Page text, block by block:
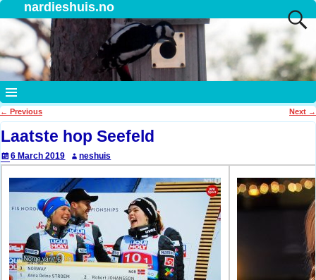
nardieshuis.no
Post navigation
← Previous Next →
Laatste hop Seefeld
6 March 2019 neshuis